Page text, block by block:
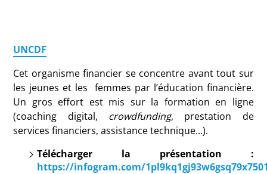
UNCDF
Cet organisme financier se concentre avant tout sur
les jeunes et les femmes par l’éducation financière.
Un gros effort est mis sur la formation en ligne
(coaching digital, crowdfunding, prestation de
services financiers, assistance technique…).
Télécharger la présentation :
https://infogram.com/